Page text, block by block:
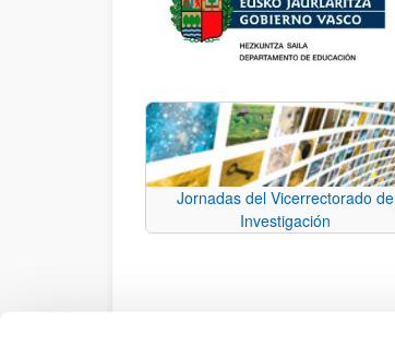
Jornadas del Vicerrectorado de
Investigación